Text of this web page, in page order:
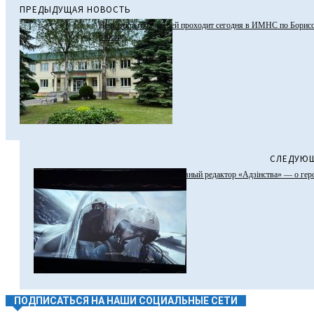
ПРЕДЫДУЩАЯ НОВОСТЬ
День открытых дверей проходит сегодня в ИМНС по
району
Герои среди нас. Главный редактор «Адзінства» — о
времена
ПОДПИСАТЬСЯ НА НАШИ СОЦИАЛЬНЫЕ СЕТИ